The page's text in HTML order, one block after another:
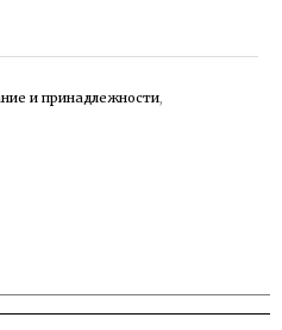
и принадлежности,